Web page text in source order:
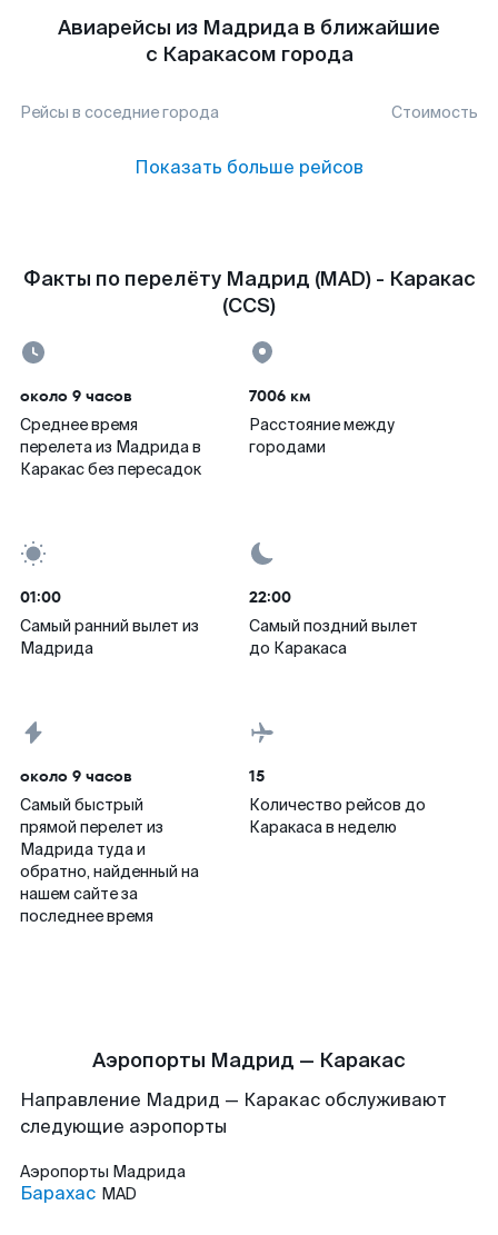
Авиарейсы из Мадрида в ближайшие
с Каракасом города
Рейсы в соседние города Стоимость
Показать больше рейсов
Факты по перелёту Мадрид (MAD) - Каракас
(CCS)
около 9 часов
Среднее время
перелета из Мадрида в
Каракас без пересадок
7006 км
Расстояние между
городами
01:00
Самый ранний вылет из
Мадрида
22:00
Самый поздний вылет
до Каракаса
около 9 часов
Самый быстрый
прямой перелет из
Мадрида туда и
обратно, найденный на
нашем сайте за
последнее время
15
Количество рейсов до
Каракаса в неделю
Аэропорты Мадрид — Каракас
Направление Мадрид — Каракас обслуживают
следующие аэропорты
Аэропорты Мадрида
Барахас MAD